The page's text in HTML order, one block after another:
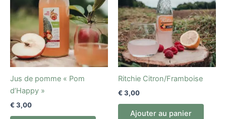
Jus de pomme « Pom
d’Happy »
€ 3,00
Ritchie Citron/Framboise
€ 3,00
Ajouter au panier